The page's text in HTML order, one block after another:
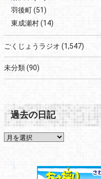
羽後町(51)
東成瀬村(14)
ごくじょうラジオ (1,547)
未分類(90)
過去の日記